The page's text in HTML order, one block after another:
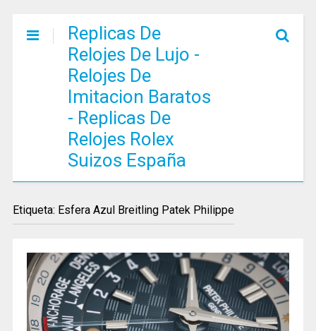
Replicas De
Relojes De Lujo -
Relojes De
Imitacion Baratos
- Replicas De
Relojes Rolex
Suizos España
Etiqueta: Esfera Azul Breitling Patek Philippe